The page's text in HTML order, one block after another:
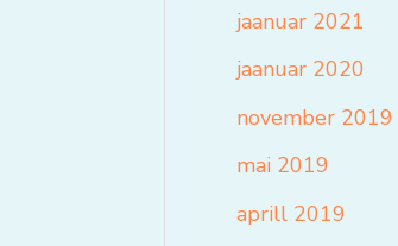
jaanuar 2021
jaanuar 2020
november 2019
mai 2019
aprill 2019